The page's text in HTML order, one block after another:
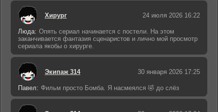
Хирург 24 июля 2026 16:22
Люда: Опять сериал начинается с постели. На этом
заканчивается фантазия сценаристов и лично мой просмотр
сериала якобы о хирурге.
Экипаж 314 30 января 2026 17:25
Павел: Фильм просто Бомба. Я насмеялся 🤣 до слёз